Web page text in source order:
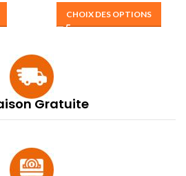
CHOIX DES OPTIONS
Gratuite